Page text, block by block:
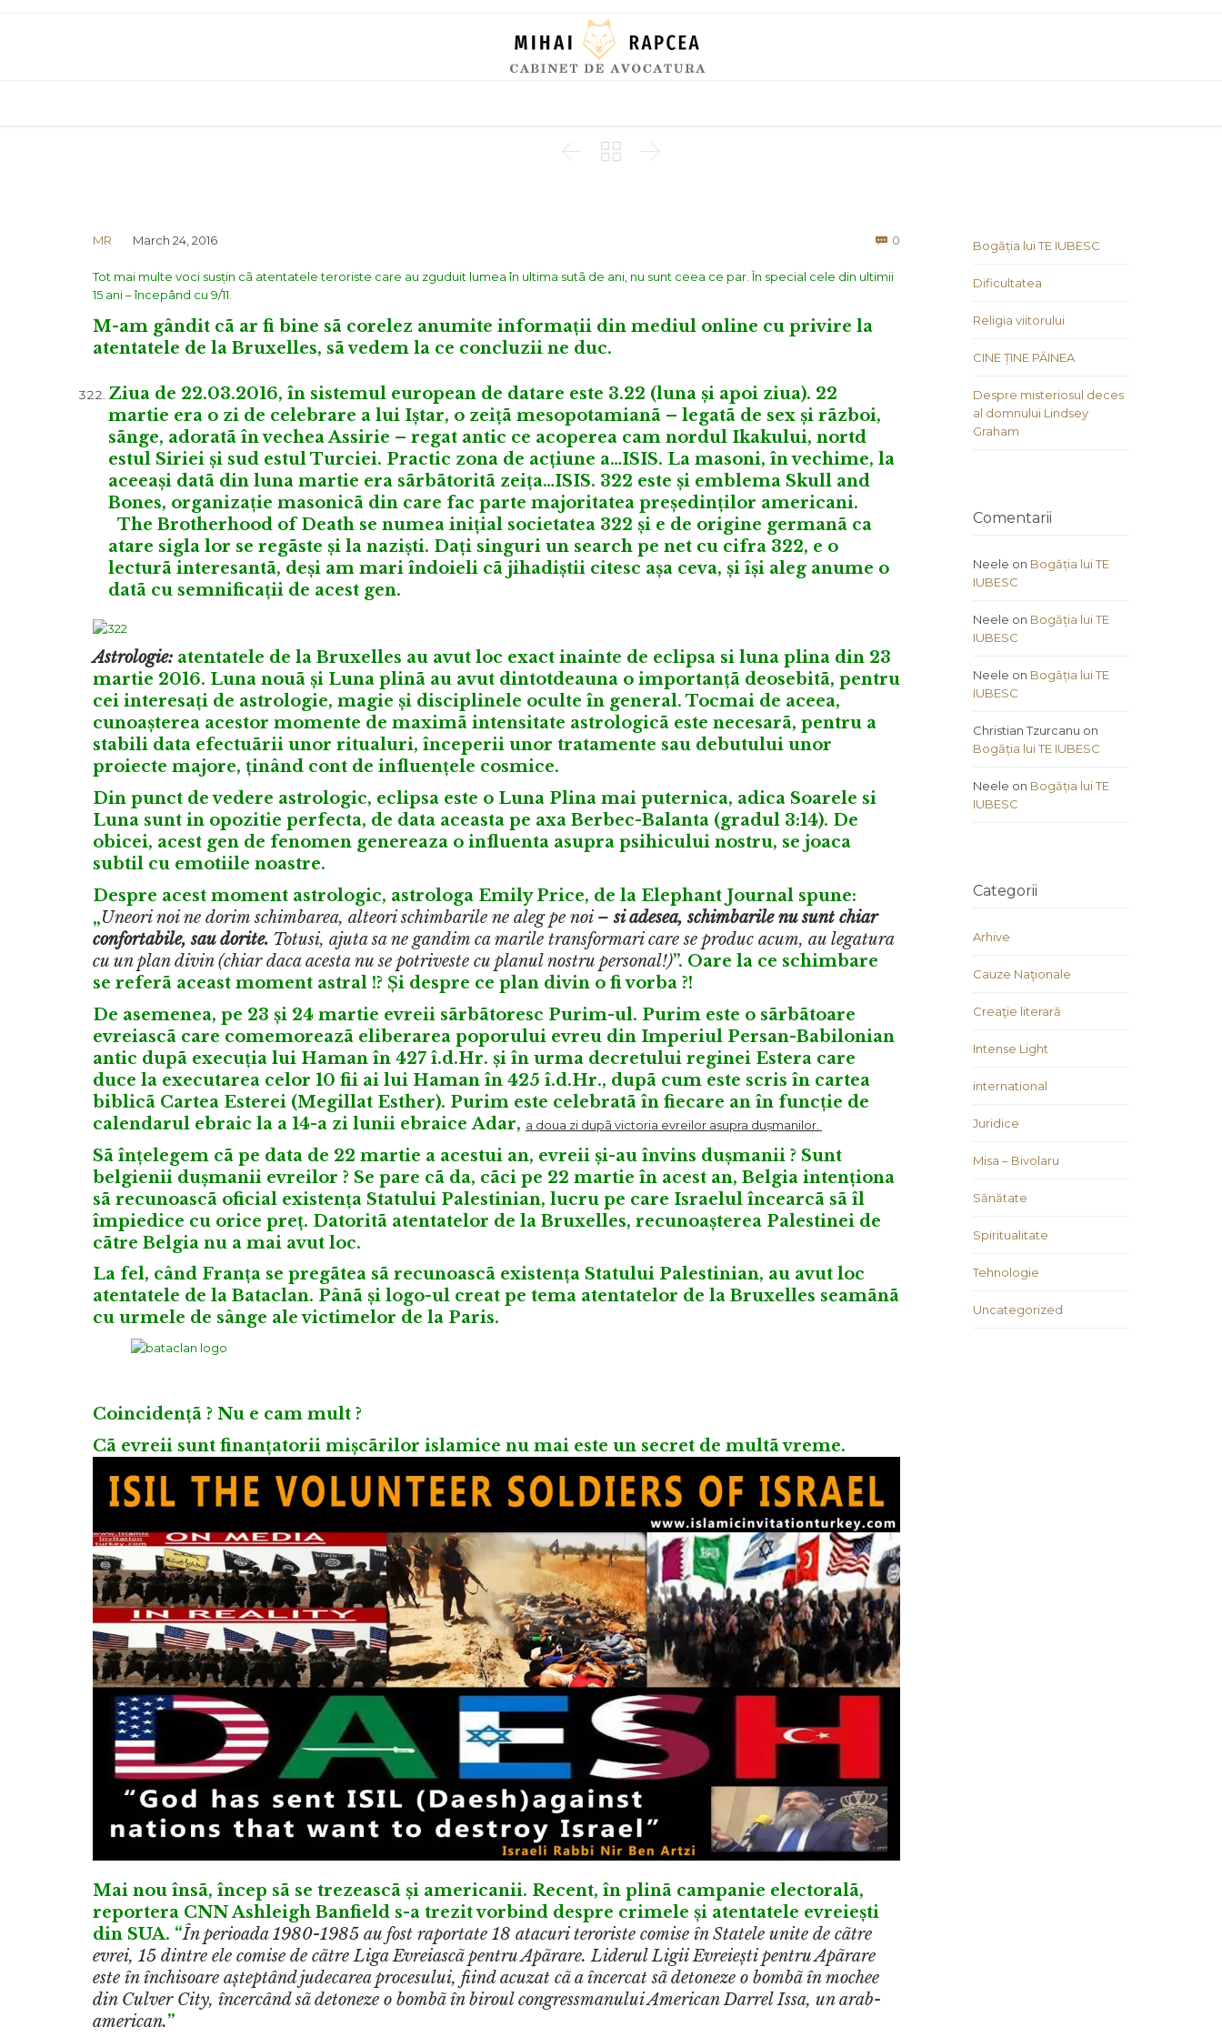
  
MR March 24, 2016  0
Tot mai multe voci susțin cã atentatele teroriste care au zguduit lumea în ultima sutã de ani, nu sunt ceea ce par. În special cele din ultimii
15 ani – începând cu 9/11.
M-am gândit cã ar fi bine sã corelez anumite informații din mediul online cu privire la
atentatele de la Bruxelles, sã vedem la ce concluzii ne duc.
Ziua de 22.03.2016, în sistemul european de datare este 3.22 (luna și apoi ziua). 22
martie era o zi de celebrare a lui Iștar, o zeițã mesopotamianã – legatã de sex și rãzboi,
sãnge, adoratã în vechea Assirie – regat antic ce acoperea cam nordul Ikakului, nortd
estul Siriei și sud estul Turciei. Practic zona de acțiune a…ISIS. La masoni, în vechime, la
aceeași datã din luna martie era sãrbãtoritã zeița…ISIS. 322 este și emblema Skull and
Bones, organizație masonicã din care fac parte majoritatea președinților americani.
The Brotherhood of Death se numea inițial societatea 322 și e de origine germanã ca
atare sigla lor se regãste și la naziști. Dați singuri un search pe net cu cifra 322, e o
lecturã interesantã, deși am mari îndoieli cã jihadiștii citesc așa ceva, și își aleg anume o
datã cu semnificații de acest gen.
Astrologie: atentatele de la Bruxelles au avut loc exact inainte de eclipsa si luna plina din 23
martie 2016. Luna nouã și Luna plinã au avut dintotdeauna o importanțã deosebitã, pentru
cei interesați de astrologie, magie și disciplinele oculte în general. Tocmai de aceea,
cunoașterea acestor momente de maximã intensitate astrologicã este necesarã, pentru a
stabili data efectuãrii unor ritualuri, începerii unor tratamente sau debutului unor
proiecte majore, ținând cont de influențele cosmice.
Din punct de vedere astrologic, eclipsa este o Luna Plina mai puternica, adica Soarele si
Luna sunt in opozitie perfecta, de data aceasta pe axa Berbec-Balanta (gradul 3:14). De
obicei, acest gen de fenomen genereaza o influenta asupra psihicului nostru, se joaca
subtil cu emotiile noastre.
Despre acest moment astrologic, astrologa Emily Price, de la Elephant Journal spune:
„Uneori noi ne dorim schimbarea, alteori schimbarile ne aleg pe noi –si adesea, schimbarile nu sunt chiar
confortabile, sau dorite. Totusi, ajuta sa ne gandim ca marile transformari care se produc acum, au legatura
cu un plan divin (chiar daca acesta nu se potriveste cu planul nostru personal!)”. Oare la ce schimbare
se referã aceast moment astral !? Și despre ce plan divin o fi vorba ?!
De asemenea, pe 23 și 24 martie evreii sãrbãtoresc Purim-ul. Purim este o sãrbãtoare
evreiascã care comemoreazã eliberarea poporului evreu din Imperiul Persan-Babilonian
antic dupã execuția lui Haman în 427 î.d.Hr. și în urma decretului reginei Estera care
duce la executarea celor 10 fii ai lui Haman în 425 î.d.Hr., dupã cum este scris în cartea
biblicã Cartea Esterei (Megillat Esther). Purim este celebratã în fiecare an în funcție de
calendarul ebraic la a 14-a zi lunii ebraiceAdar, a doua zi dupã victoria evreilor asupra dușmanilor.
Sã înțelegem cã pe data de 22 martie a acestui an, evreii și-au învins dușmanii ? Sunt
belgienii dușmanii evreilor ? Se pare cã da, cãci pe 22 martie în acest an, Belgia intenționa
sã recunoascã oficial existența Statului Palestinian, lucru pe care Israelul încearcã sã îl
împiedice cu orice preț. Datoritã atentatelor de la Bruxelles, recunoașterea Palestinei de
cãtre Belgia nu a mai avut loc.
La fel, când Franța se pregãtea sã recunoascã existența Statului Palestinian, au avut loc
atentatele de la Bataclan. Pânã și logo-ul creat pe tema atentatelor de la Bruxelles seamãnã
cu urmele de sânge ale victimelor de la Paris.
Coincidențã ? Nu e cam mult ?
Cã evreii sunt finanțatorii mișcãrilor islamice nu mai este un secret de multã vreme.
Mai nou însã, încep sã se trezeascã și americanii. Recent, în plinã campanie electoralã,
reportera CNN Ashleigh Banfield s-a trezit vorbind despre crimele și atentatele evreiești
din SUA. “În perioada 1980-1985 au fost raportate 18 atacuri teroriste comise în Statele unite de cãtre
evrei, 15 dintre ele comise de cãtre Liga Evreiascã pentru Apãrare. Liderul Ligii Evreiești pentru Apãrare
este în închisoare așteptând judecarea procesului, fiind acuzat cã a încercat sã detoneze o bombã în mochee
din Culver City, încercând sã detoneze o bombã în biroul congressmanului American Darrel Issa, un arab-
american.”
Bogăția lui TE IUBESC
Dificultatea
Religia viitorului
CINE ȚINE PÂINEA
Despre misteriosul deces
al domnului Lindsey
Graham
Comentarii
Neele on Bogăția lui TE
IUBESC
Neele on Bogăția lui TE
IUBESC
Neele on Bogăția lui TE
IUBESC
Christian Tzurcanu on
Bogăția lui TE IUBESC
Neele on Bogăția lui TE
IUBESC
Categorii
Arhive
Cauze Naţionale
Creaţie literară
Intense Light
international
Juridice
Misa – Bivolaru
Sănătate
Spiritualitate
Tehnologie
Uncategorized